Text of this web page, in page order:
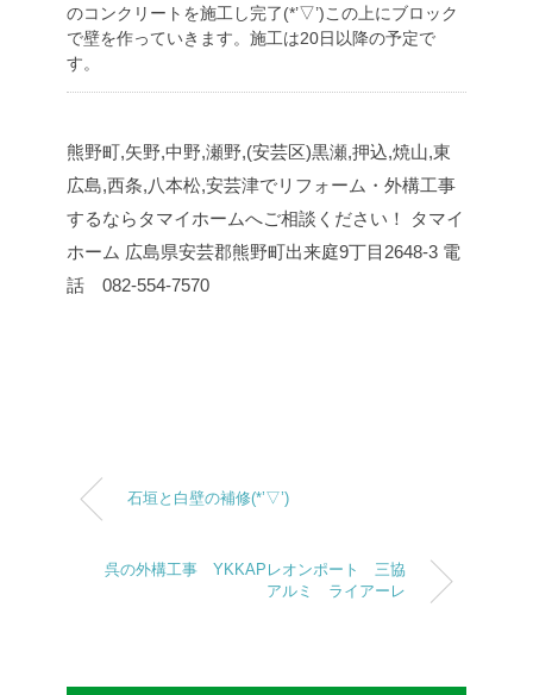
のコンクリートを施工し完了(*’▽’)この上にブロック
で壁を作っていきます。施工は20日以降の予定で
す。
熊野町,矢野,中野,瀬野,(安芸区)黒瀬,押込,焼山,東
広島,西条,八本松,安芸津でリフォーム・外構工事
するならタマイホームへご相談ください！
タマイ
ホーム 広島県安芸郡熊野町出来庭9丁目2648-3 電
話 082-554-7570
石垣と白壁の補修(*’▽’)
呉の外構工事 YKKAPレオンポート 三協
アルミ ライアーレ